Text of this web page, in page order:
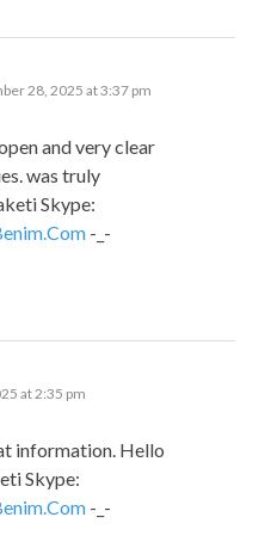
28, 2025 at 3:37 pm
and very clear
was truly
Skype:
-_-
at 2:35 pm
information. Hello
Skype:
-_-